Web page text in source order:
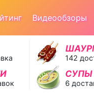
Видеообзоры
142
СУПЫ
6